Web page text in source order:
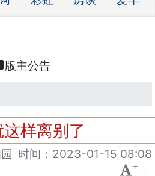
版主公告
样离别了
时间： 2023-01-15 08:08
+